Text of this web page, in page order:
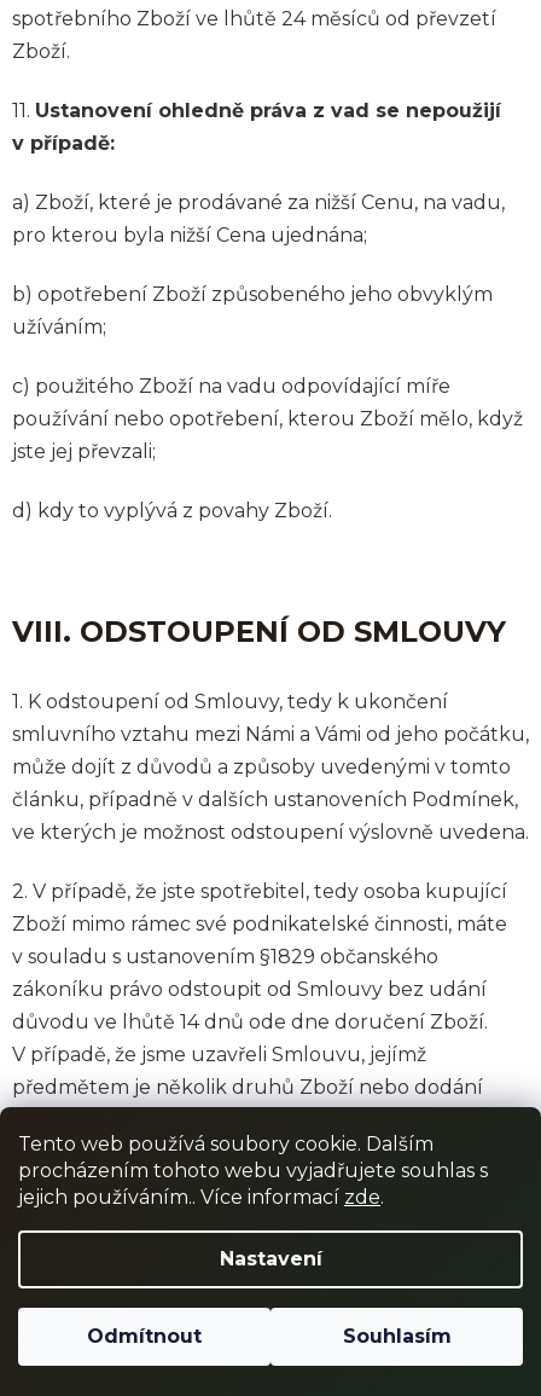
Tento web používá soubory cookie. Dalším
procházením tohoto webu vyjadřujete souhlas s
jejich používáním.. Více informací zde.
Nastavení
Odmítnout Souhlasím
spotřebního Zboží ve lhůtě 24 měsíců od převzetí
Zboží.
11. Ustanovení ohledně práva z vad se nepoužijí
v případě:
a) Zboží, které je prodávané za nižší Cenu, na vadu,
pro kterou byla nižší Cena ujednána;
b) opotřebení Zboží způsobeného jeho obvyklým
užíváním;
c) použitého Zboží na vadu odpovídající míře
používání nebo opotřebení, kterou Zboží mělo, když
jste jej převzali;
d) kdy to vyplývá z povahy Zboží.
VIII. ODSTOUPENÍ OD SMLOUVY
1. K odstoupení od Smlouvy, tedy k ukončení
smluvního vztahu mezi Námi a Vámi od jeho počátku,
může dojít z důvodů a způsoby uvedenými v tomto
článku, případně v dalších ustanoveních Podmínek,
ve kterých je možnost odstoupení výslovně uvedena.
2. V případě, že jste spotřebitel, tedy osoba kupující
Zboží mimo rámec své podnikatelské činnosti, máte
v souladu s ustanovením §1829 občanského
zákoníku právo odstoupit od Smlouvy bez udání
důvodu ve lhůtě 14 dnů ode dne doručení Zboží.
V případě, že jsme uzavřeli Smlouvu, jejímž
předmětem je několik druhů Zboží nebo dodání
dodání poslední části Zboží, a v případě, že jsme
uzavřeli Smlouvu, na základě které Vám budeme
dnem dodání první dodávky. Od Smlouvy můžete
odstoupit jakýmkoliv prokazatelným způsobem
(zejména zasláním e-mailu nebo dopisu na Naše
adresy uvedené u Našich identifikačních údajů). Pro